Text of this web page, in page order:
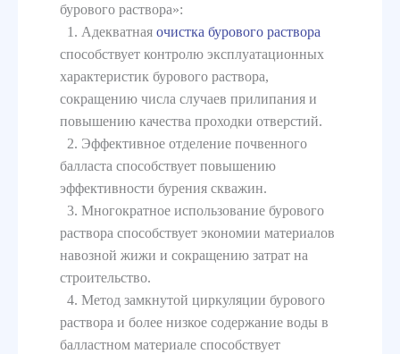
бурового раствора»:
1. Адекватная очистка бурового раствора
способствует контролю эксплуатационных
характеристик бурового раствора,
сокращению числа случаев прилипания и
повышению качества проходки отверстий.
2. Эффективное отделение почвенного
балласта способствует повышению
эффективности бурения скважин.
3. Многократное использование бурового
раствора способствует экономии материалов
навозной жижи и сокращению затрат на
строительство.
4. Метод замкнутой циркуляции бурового
раствора и более низкое содержание воды в
балластном материале способствует